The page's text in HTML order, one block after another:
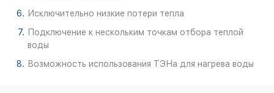
Исключительно низкие потери тепла
Подключение к нескольким точкам отбора теплой
воды
Возможность использования ТЭНа для нагрева воды